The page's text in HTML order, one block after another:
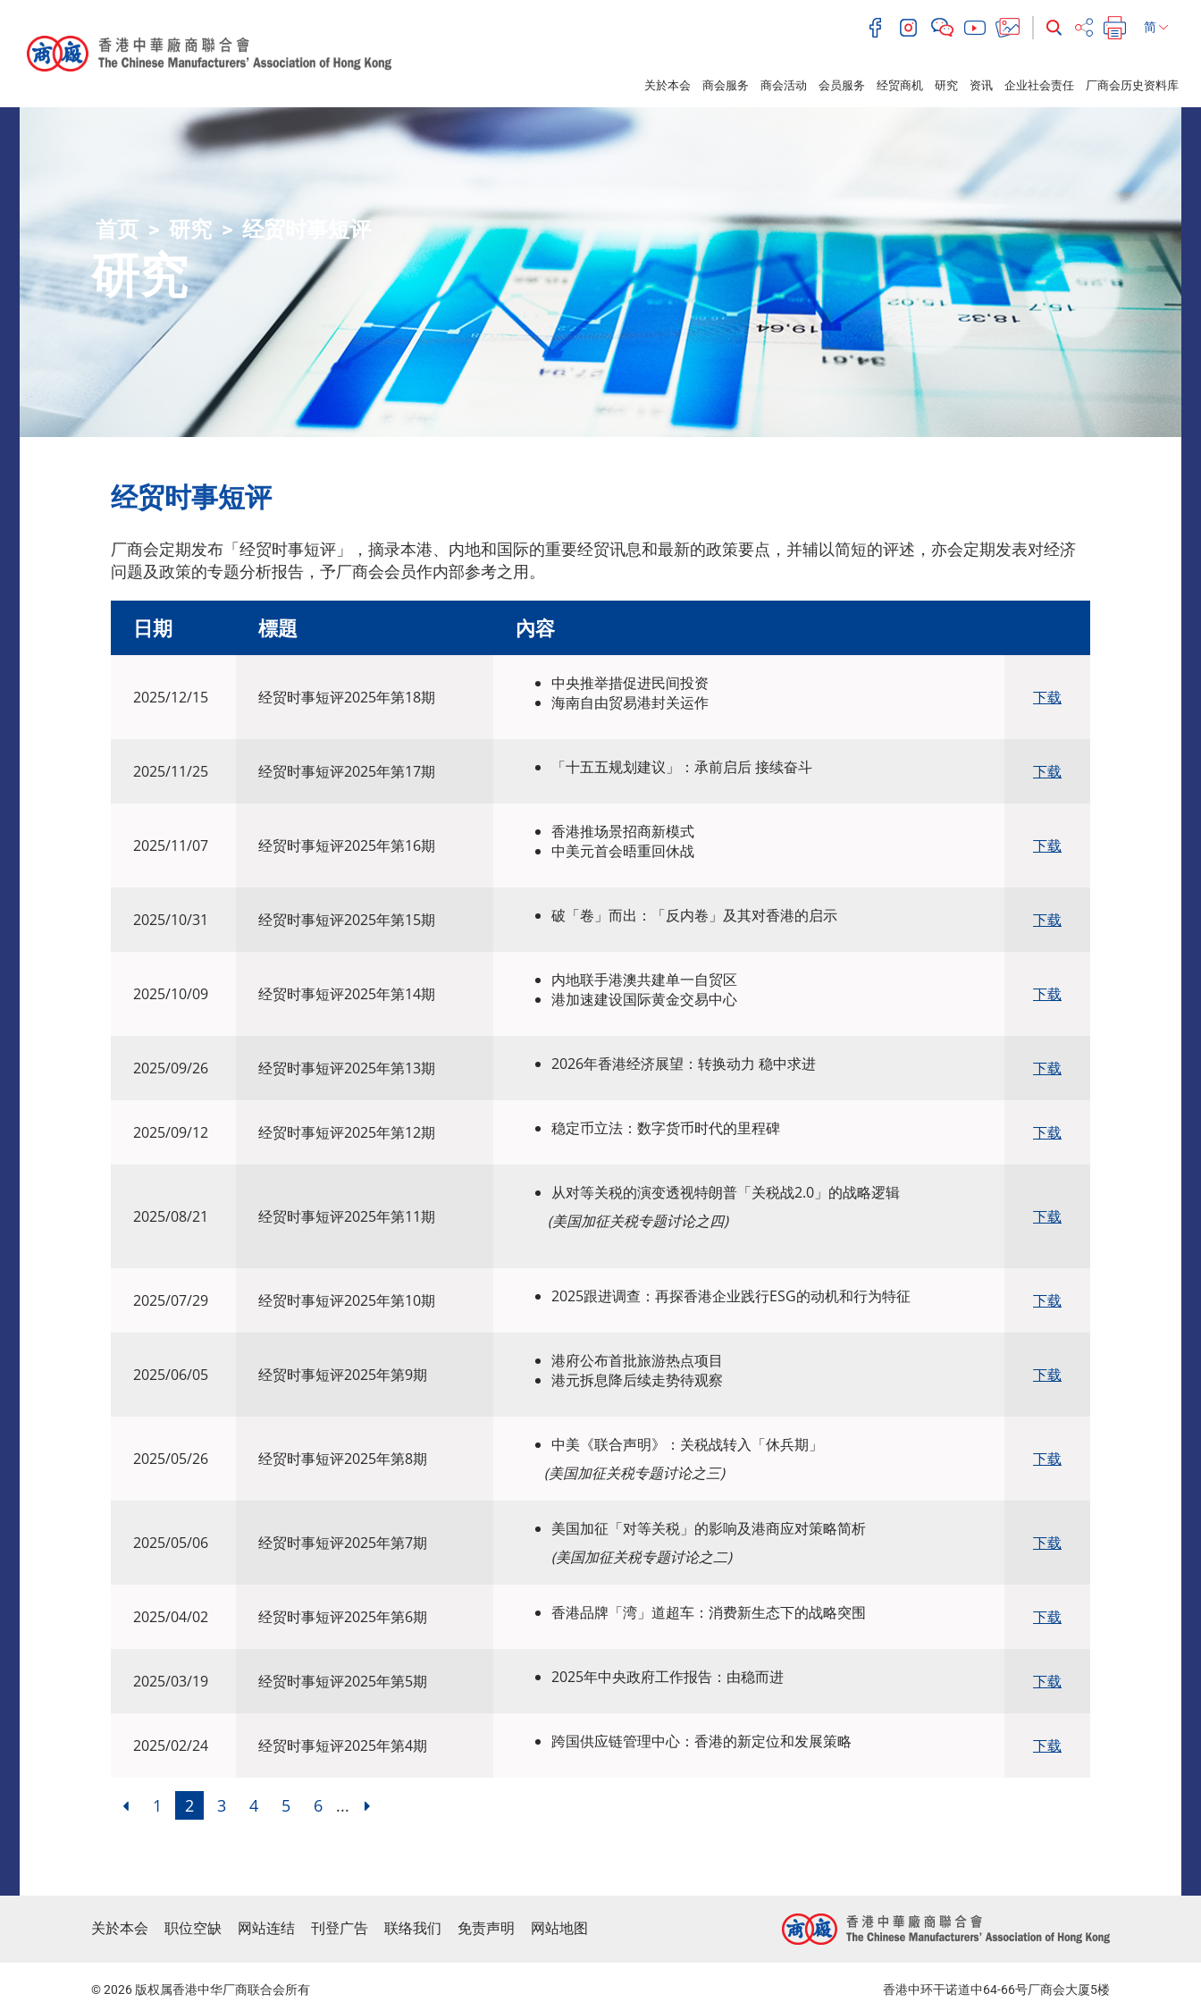
简
关於本会 商会服务 商会活动 会员服务 经贸商机 研究 资讯 企业社会责任 厂商会历史资料库
首页 研究 经贸时事短评
研究
经贸时事短评
厂商会定期发布「经贸时事短评」，摘录本港、内地和国际的重要经贸讯息和最新的政策要点，并辅以简短的评述，亦会定期发表对经济
问题及政策的专题分析报告，予厂商会会员作内部参考之用。
日期 標題 內容
2025/12/15 经贸时事短评2025年第18期
中央推举措促进民间投资
海南自由贸易港封关运作
下载
2025/11/25 经贸时事短评2025年第17期 「十五五规划建议」：承前启后 接续奋斗 下载
​2025/11/07 经贸时事短评2025年第16期
香港推场景招商新模式
中美元首会晤重回休战
下载
​2025/10/31 经贸时事短评2025年第15期 破「卷」而出：「反内卷」及其对香港的启示 下载
2025/10/09 经贸时事短评2025年第14期
内地联手港澳共建单一自贸区
港加速建设国际黄金交易中心
下载
​2025/09/26 经贸时事短评2025年第13期 2026年香港经济展望：转换动力 稳中求进 下载
2025/09/12 经贸时事短评2025年第12期 稳定币立法：数字货币时代的里程碑 下载
2025/08/21 经贸时事短评2025年第11期
​从对等关税的演变透视特朗普「关税战2.0」的战略逻辑
(美国加征关税专题讨论之四) 下载
2025/07/29 经贸时事短评2025年第10期 2025跟进调查：再探香港企业践行ESG的动机和行为特征 下载
2025/06/05 经贸时事短评2025年第9期
港府公布首批旅游热点项目
港元拆息降后续走势待观察
下载
​2025/05/26 经贸时事短评2025年第8期
中美《联合声明》：关税战转入「休兵期」
(美国加征关税专题讨论之三)
下载
2025/05/06 经贸时事短评2025年第7期
美国加征「对等关税」的影响及港商应对策略简析
(美国加征关税专题讨论之二)
下载
2025/04/02 经贸时事短评2025年第6期 香港品牌「湾」道超车：消费新生态下的战略突围 下载
2025/03/19 经贸时事短评2025年第5期 2025年中央政府工作报告：由稳而进 下载
2025/02/24 经贸时事短评2025年第4期 跨国供应链管理中心：香港的新定位和发展策略 下载
1 2 3 4 5 6 ...
关於本会 职位空缺 网站连结 刊登广告 联络我们 免责声明 网站地图
© 2026 版权属香港中华厂商联合会所有 香港中环干诺道中64-66号厂商会大厦5楼